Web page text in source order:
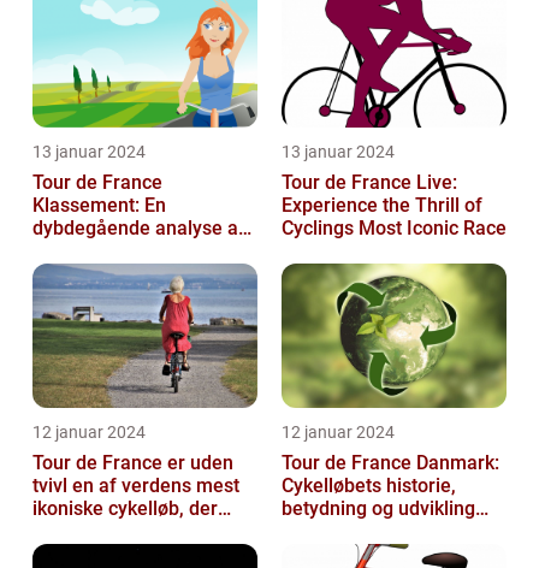
13 januar 2024
Tour de France
Klassement: En
dybdegående analyse af
13 januar 2024
Tour de France Live:
Experience the Thrill of
Cyclings Most Iconic Race
12 januar 2024
Tour de France er uden
tvivl en af verdens mest
ikoniske cykelløb, der
millioner...
12 januar 2024
Tour de France Danmark:
Cykelløbets historie,
betydning og udvikling